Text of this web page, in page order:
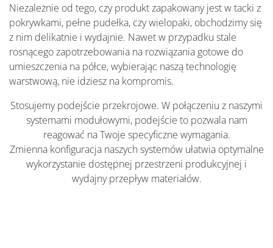
Niezależnie od tego, czy produkt zapakowany jest w tacki z
pokrywkami, pełne pudełka, czy wielopaki, obchodzimy się
z nim delikatnie i wydajnie. Nawet w przypadku stale
rosnącego zapotrzebowania na rozwiązania gotowe do
umieszczenia na półce, wybierając naszą technologię
warstwową, nie idziesz na kompromis.
Stosujemy podejście przekrojowe. W połączeniu z naszymi
systemami modułowymi, podejście to pozwala nam
reagować na Twoje specyficzne wymagania.
Zmienna konfiguracja naszych systemów ułatwia optymalne
wykorzystanie dostępnej przestrzeni produkcyjnej i
wydajny przepływ materiałów.